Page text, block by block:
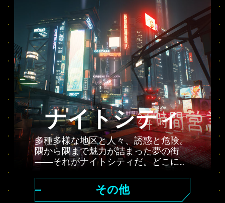
めようとするなか、君はその謎を解明
することができるか？
ナイトシティ
多種多様な地区と人々、誘惑と危険。
隅から隅まで魅力が詰まった夢の街
――それがナイトシティだ。どこに、
第。コーポ・プラザの洗練された摩天
楼から、バッドランズの荒れ地まで、
その他